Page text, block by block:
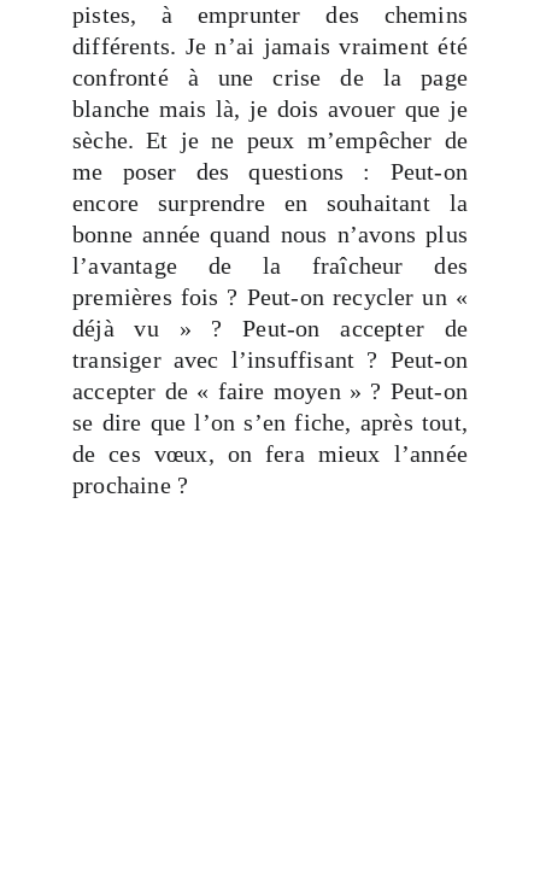
pistes, à emprunter des chemins
différents. Je n’ai jamais vraiment été
confronté à une crise de la page
blanche mais là, je dois avouer que je
sèche. Et je ne peux m’empêcher de
me poser des questions : Peut-on
encore surprendre en souhaitant la
bonne année quand nous n’avons plus
l’avantage de la fraîcheur des
premières fois ? Peut-on recycler un «
déjà vu » ? Peut-on accepter de
transiger avec l’insuffisant ? Peut-on
accepter de « faire moyen » ? Peut-on
se dire que l’on s’en fiche, après tout,
de ces vœux, on fera mieux l’année
prochaine ?